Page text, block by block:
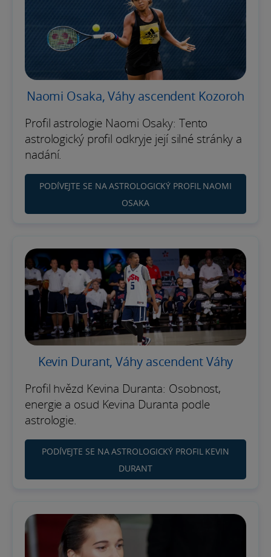
Naomi Osaka, Váhy ascendent Kozoroh
Profil astrologie Naomi Osaky: Tento
astrologický profil odkryje její silné stránky a
nadání.
PODÍVEJTE SE NA ASTROLOGICKÝ PROFIL NAOMI
OSAKA
Kevin Durant, Váhy ascendent Váhy
Profil hvězd Kevina Duranta: Osobnost,
energie a osud Kevina Duranta podle
astrologie.
PODÍVEJTE SE NA ASTROLOGICKÝ PROFIL KEVIN
DURANT